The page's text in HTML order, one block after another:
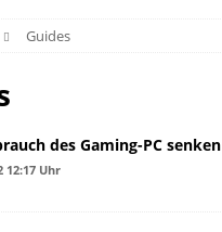
Guides
des Gaming-PC senken
12:17 Uhr